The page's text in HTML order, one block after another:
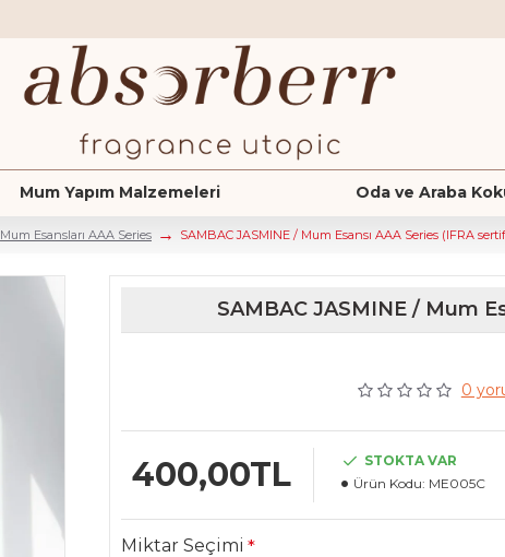
Mum Yapım Malzemeleri Oda ve Araba
Mum Esansları AAA Series SAMBAC JASMINE / Mum Esansı AAA Series (IFRA
SAMBAC JASMINE / Mum
0
400,00TL
STOKTA VAR
Ürün Kodu: ME005C
Miktar Seçimi